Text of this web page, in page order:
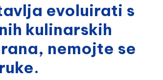
evoluirati s
kulinarskih
nemojte se